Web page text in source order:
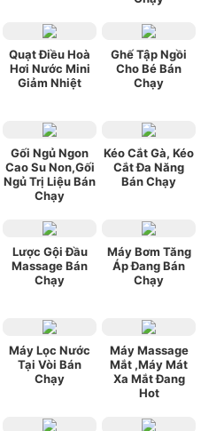
Quạt Điều Hoà
Hơi Nước Mini
Giảm Nhiệt
Ghế Tập Ngồi
Cho Bé Bán
Chạy
Gối Ngủ Ngon
Cao Su Non,Gối
Ngủ Trị Liệu Bán
Chạy
Kéo Cắt Gà, Kéo
Cắt Đa Năng
Bán Chạy
Lược Gội Đầu
Massage Bán
Chạy
Máy Bơm Tăng
Áp Đang Bán
Chạy
Máy Lọc Nước
Tại Vòi Bán
Chạy
Máy Massage
Mắt ,Máy Mát
Xa Mắt Đang
Hot